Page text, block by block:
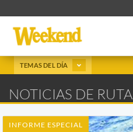
TEMAS DEL DÍA
NOTICIAS DE RUTA
INFORME ESPECIAL